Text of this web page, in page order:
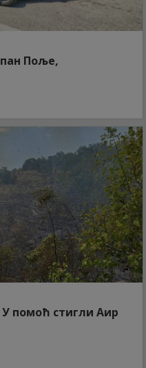
Поље,
помоћ стигли Аир